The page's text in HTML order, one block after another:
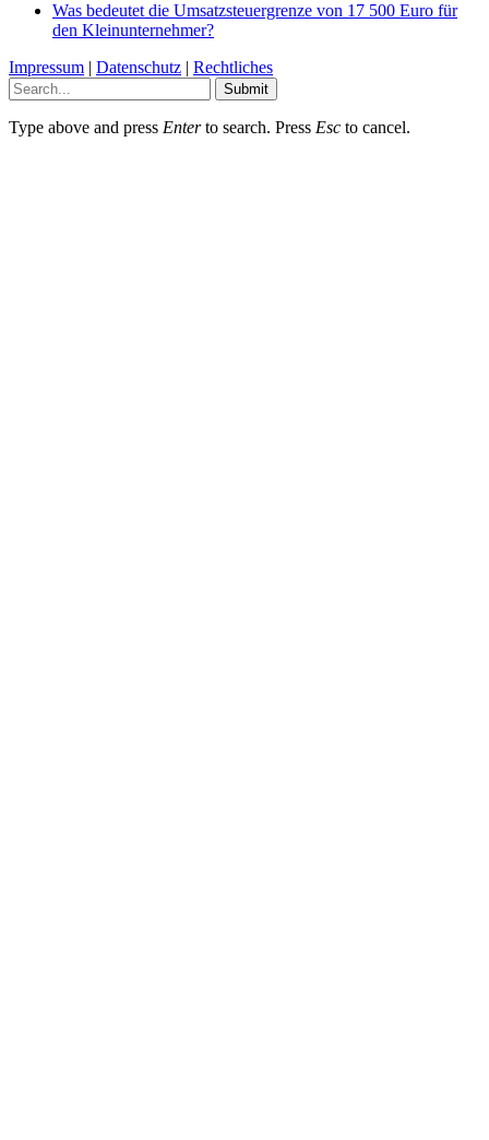
Was bedeutet die Umsatzsteuergrenze von 17 500 Euro für
den Kleinunternehmer?
Impressum | Datenschutz | Rechtliches
Submit
Type above and press Enterto search. Press Esc to cancel.